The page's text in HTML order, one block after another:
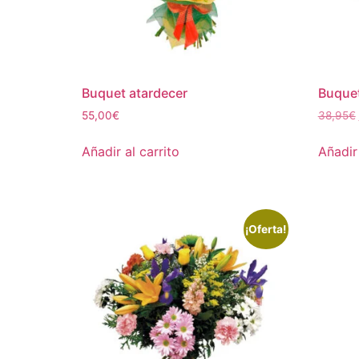
Buquet atardecer
55,00€
Añadir al carrito
38,95€
¡Oferta!